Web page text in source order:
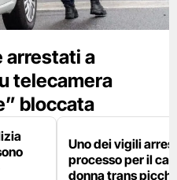
arrestati a
telecamera
bloccata
Uno dei vigili
processo per il
donna trans